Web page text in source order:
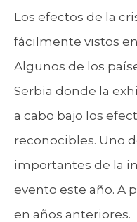
Los efectos de la
fácilmente vistos
Algunos de los
Serbia donde la
a cabo bajo los
reconocibles. Uno
importantes de la
evento este año. A
en años anteriores.